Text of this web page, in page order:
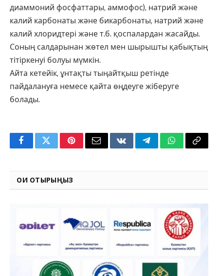
диаммоний фосфаттары, аммофос), натрий және
калий карбонаты және бикарбонаты, натрий және
калий хлоридтері және т.б. қоспалардан жасайды.
Соның салдарынан жөтел мен шырышты қабықтың
тітіркенуі болуы мүмкін.
Айта кетейік, ұнтақты тыңайтқыш ретінде
пайдалануға немесе қайта өңдеуге жіберуге
болады.
FacebookTwitterPinterestEmail VKontakteTelegramWhatsApp
Copy
ОҚИ ОТЫРЫҢЫЗ